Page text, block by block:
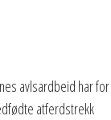
avlsardbeid har for
atferdstrekk